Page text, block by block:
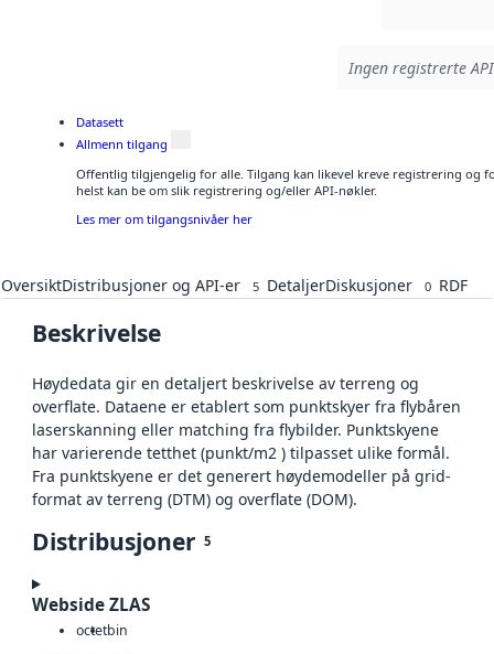
Ingen registrerte
Datasett
Allmenn tilgang
Offentlig tilgjengelig for alle. Tilgang kan likevel kreve registrering og
helst kan be om slik registrering og/eller API-nøkler.
Les mer om tilgangsnivåer her
OversiktDistribusjoner og API-er 5 DetaljerDiskusjoner 0 RDF
Beskrivelse
Høydedata gir en detaljert beskrivelse av terreng og
overflate. Dataene er etablert som punktskyer fra flybåren
laserskanning eller matching fra flybilder. Punktskyene
har varierende tetthet (punkt/m2 ) tilpasset ulike formål.
Fra punktskyene er det generert høydemodeller på grid-
format av terreng (DTM) og overflate (DOM).
Distribusjoner 5
Webside ZLAS
octetbin